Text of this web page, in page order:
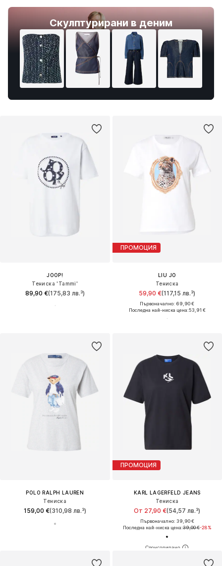
Скулптурирани в деним
JOOP!
Тениска 'Tammi'
89,90 €(175,83 лв.³)
ПРОМОЦИЯ
LIU JO
Тениска
59,90 €(117,15 лв.³)
Първоначално: 69,90 €
Последна най-ниска цена:53,91 €
POLO RALPH LAUREN
Тениска
159,00 €(310,98 лв.³)
ПРОМОЦИЯ
KARL LAGERFELD JEANS
Тениска
От 27,90 €(54,57 лв.³)
Първоначално: 39,90 €
Последна най-ниска цена:39,00 €-28%